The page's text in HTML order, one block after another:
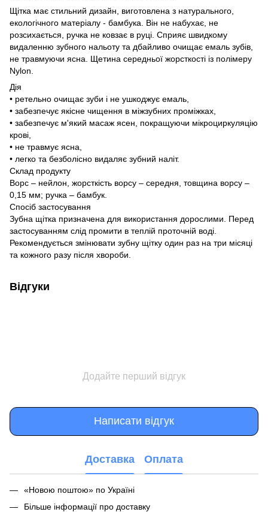
Щітка має стильний дизайн, виготовлена з натурального,
екологічного матеріалу - бамбука. Він не набухає, не
розсихається, ручка не ковзає в руці. Сприяє швидкому
видаленню зубного нальоту та дбайливо очищає емаль зубів,
не травмуючи ясна. Щетина середньої жорсткості із полімеру
Nylon.
Дія
• ретельно очищає зуби і не ушкоджує емаль,
• забезпечує якісне чищення в міжзубних проміжках,
• забезпечує м'який масаж ясен, покращуючи мікроциркуляцію
крові,
• не травмує ясна,
• легко та безболісно видаляє зубний наліт.
Склад продукту
Ворс – нейлон, жорсткість ворсу – середня, товщина ворсу –
0,15 мм; ручка – бамбук.
Спосіб застосування
Зубна щітка призначена для використання дорослими. Перед
застосуванням слід промити в теплій проточній воді.
Рекомендується змінювати зубну щітку один раз на три місяці
та кожного разу після хвороби.
Відгуки
Додайте перший відгук
Написати відгук
Доставка Оплата
«Новою поштою» по Україні
Більше інформації про доставку